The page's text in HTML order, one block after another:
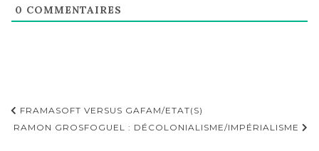
0 COMMENTAIRES
Navigation
d'article
FRAMASOFT VERSUS GAFAM/ETAT(S)
RAMON GROSFOGUEL : DÉCOLONIALISME/IMPÉRIALISME